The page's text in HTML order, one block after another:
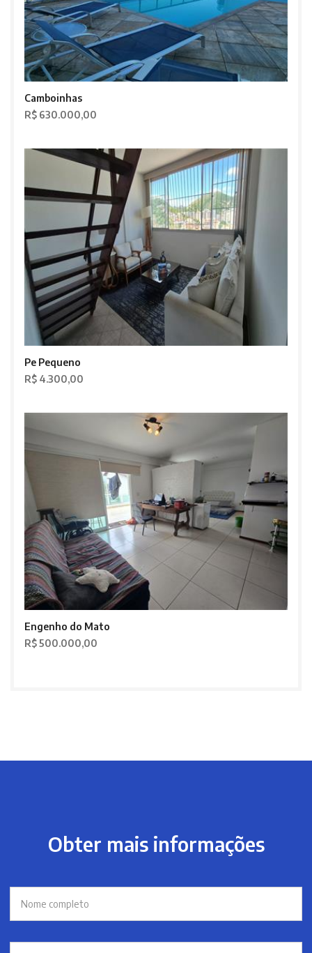
Camboinhas
R$ 630.000,00
Pe Pequeno
R$ 4.300,00
Engenho do Mato
R$ 500.000,00
Obter mais informações